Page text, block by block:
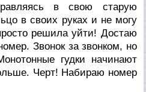
в свою старую
в своих руках и не могу
решила уйти! Достаю
Звонок за звонком, но
гудки начинают
Черт! Набираю номер